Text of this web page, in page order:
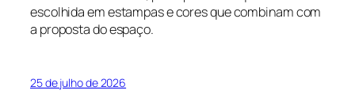
escolhida em estampas e cores que combinam com
a proposta do espaço.
25 de julho de 2026